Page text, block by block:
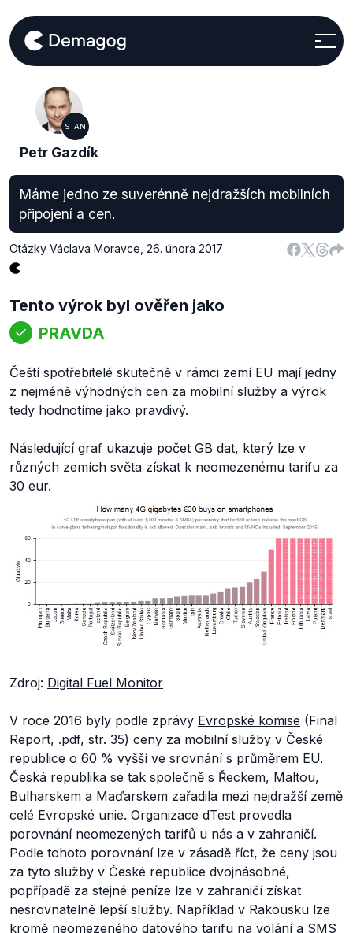
STAN
Petr Gazdík
Máme jedno ze suverénně nejdražších mobilních
připojení a cen.
Otázky Václava Moravce 26. února 2017
Tento výrok byl ověřen jako
PRAVDA
Čeští spotřebitelé skutečně v rámci zemí EU mají jedny
z nejméně výhodných cen za mobilní služby a výrok
tedy hodnotíme jako pravdivý.
Následující graf ukazuje počet GB dat, který lze v
různých zemích světa získat k neomezenému tarifu za
30 eur.
Zdroj: Digital Fuel Monitor
V roce 2016 byly podle zprávy Evropské komise (Final
Report, .pdf, str. 35) ceny za mobilní služby v České
republice o 60 % vyšší ve srovnání s průměrem EU.
Česká republika se tak společně s Řeckem, Maltou,
Bulharskem a Maďarskem zařadila mezi nejdražší země
celé Evropské unie. Organizace dTest provedla
porovnání neomezených tarifů u nás a v zahraničí.
Podle tohoto porovnání lze v zásadě říct, že ceny jsou
za tyto služby v České republice dvojnásobné,
popřípadě za stejné peníze lze v zahraničí získat
nesrovnatelně lepší služby. Například v Rakousku lze
kromě neomezeného datového tarifu na volání a SMS